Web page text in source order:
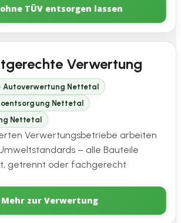
TÜV entsorgen lassen
Verwertung
Autoverwertung Nettetal
Nettetal
Nettetal
Verwertungsbetriebe arbeiten
– alle Bauteile
getrennt oder fachgerecht
Mehr zur Verwertung